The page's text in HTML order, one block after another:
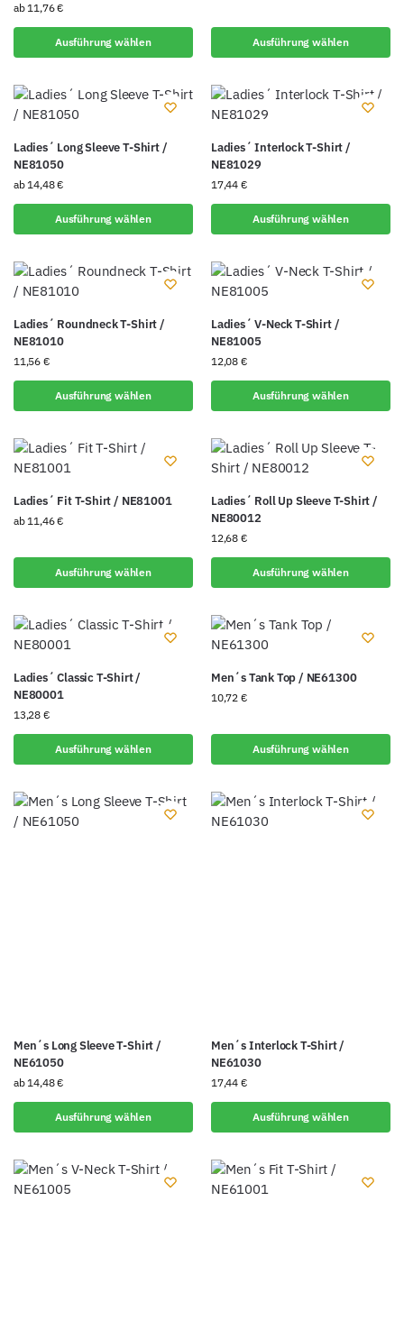
ab 11,76€
Ausführung wählen Ausführung wählen
Ladies´ Long Sleeve T-Shirt /
NE81050
ab 14,48€
Ausführung wählen
Ladies´ Interlock T-Shirt /
NE81029
17,44 €
Ausführung wählen
Ladies´ Roundneck T-Shirt /
NE81010
11,56 €
Ausführung wählen
Ladies´ V-Neck T-Shirt /
NE81005
12,08 €
Ausführung wählen
Ladies´ Fit T-Shirt / NE81001
ab 11,46€
Ausführung wählen
Ladies´ Roll Up Sleeve T-Shirt /
NE80012
12,68 €
Ausführung wählen
Ladies´ Classic T-Shirt /
NE80001
13,28 €
Ausführung wählen
Men´s Tank Top / NE61300
10,72 €
Ausführung wählen
Men´s Long Sleeve T-Shirt /
NE61050
ab 14,48€
Ausführung wählen
Men´s Interlock T-Shirt /
NE61030
17,44 €
Ausführung wählen